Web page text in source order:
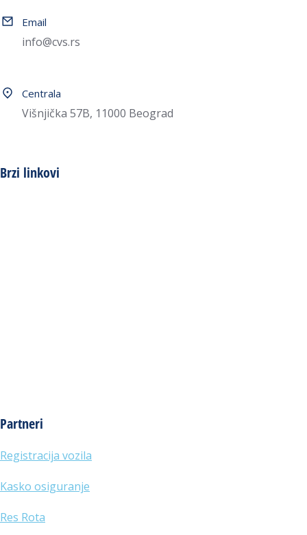
Email
info@cvs.rs
Centrala
Višnjička 57B, 11000 Beograd
Brzi linkovi
Partneri
Registracija vozila
Kasko osiguranje
Res Rota